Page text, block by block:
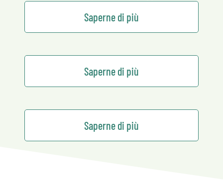
Saperne di più
Saperne di più
Saperne di più